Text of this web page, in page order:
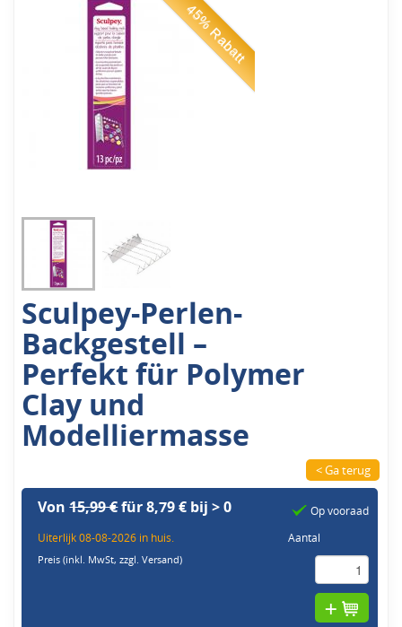
45% Rabatt
Sculpey-Perlen-
Backgestell –
Perfekt für Polymer
Clay und
Modelliermasse
< Ga terug
Von15,99 €für 8,79 € bij > 0
Uiterlijk 08-08-2026 in huis.
Preis (inkl. MwSt,zzgl. Versand)
Op vooraad
Aantal